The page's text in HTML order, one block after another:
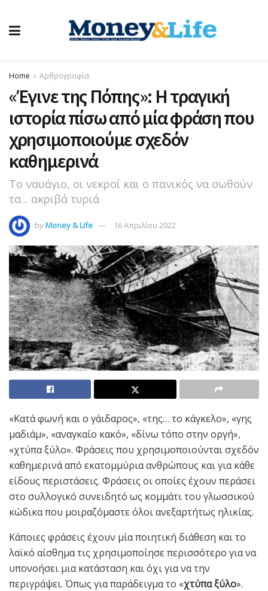
Home Αρθρογραφία
«Έγινε της Πόπης»: Η τραγική
ιστορία πίσω από μία φράση που
χρησιμοποιούμε σχεδόν
καθημερινά
Το ναυάγιο, οι νεκροί και ο πανικός να σωθούν
τα... ακριβά τυριά
byMoney & Life 16 Απριλίου 2022
«Κατά φωνή και ο γάιδαρος», «της… το κάγκελο», «γης
μαδιάμ», «αναγκαίο κακό», «δίνω τόπο στην οργή»,
«χτύπα ξύλο». Φράσεις που χρησιμοποιούνται σχεδόν
καθημερινά από εκατομμύρια ανθρώπους και για κάθε
είδους περιστάσεις. Φράσεις οι οποίες έχουν περάσει
στο συλλογικό συνειδητό ως κομμάτι του γλωσσικού
κώδικα που μοιραζόμαστε όλοι ανεξαρτήτως ηλικίας.
Κάποιες φράσεις έχουν μία ποιητική διάθεση και το
λαϊκό αίσθημα τις χρησιμοποίησε περισσότερο για να
υπονοήσει μια κατάσταση και όχι για να την
περιγράψει. Όπως για παράδειγμα το «χτύπα ξύλο».